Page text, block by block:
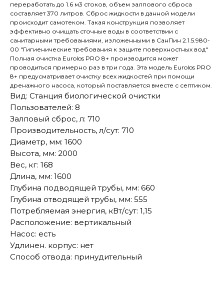
переработать до 1.6 м3 стоков, объем залпового сброса
составляет 370 литров. Сброс жидкости в данной модели
происходит самотеком. Такая конструкция позволяет
эффективно очищать сточные воды в соответствии с
санитарными требованиями, изложенными в СанПин 2.1.5.980-
00 "Гигиенические требования к защите поверхностных вод"
Полная очистка Eurolos PRO 8+ производится может
проводиться примерно раз в три года. Эта модель Eurolos PRO
8+ предусматривает очистку всех жидкостей при помощи
дренажного насоса, который поставляется вместе с септиком.
Вид: Станция биологической очистки
Пользователей: 8
Залповый сброс, л: 710
Производительность, л/сут: 710
Диаметр, мм: 1600
Высота, мм: 2000
Вес, кг: 168
Длина, мм: 1600
Глубина подводящей трубы, мм: 660
Глубина отводящей трубы, мм: 555
Потребляемая энергия, кВт/сут: 1,15
Расположение: вертикальный
Насос: есть
Удлинен. корпус: нет
Способ отвода: принудительный